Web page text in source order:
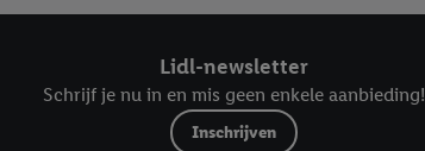
Lidl-newsletter
Schrijf je nu in en mis geen enkele aanbieding!
Inschrijven